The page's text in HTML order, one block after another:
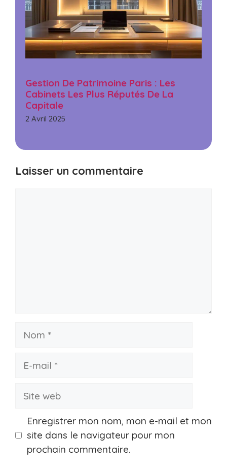
Gestion De Patrimoine Paris : Les
Cabinets Les Plus Réputés De La
Capitale
2 Avril 2025
Laisser un commentaire
Nom
Site
Enregistrer mon nom, mon e-mail et mon
site dans le navigateur pour mon
prochain commentaire.